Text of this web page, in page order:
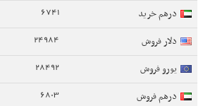
درهم خرید 6741
دلار فروش 24984
یورو فروش 28492
درهم فروش 6803